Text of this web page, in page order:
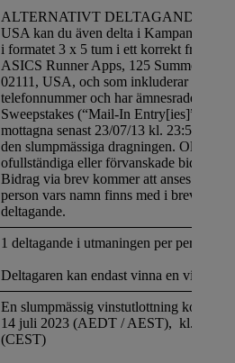
ALTERNATIVT DELTAGANDE: Om
USA kan du även delta i Kampanjen
i formatet 3 x 5 tum i ett korrekt frimärkt
ASICS Runner Apps, 125 Summer St.,
02111, USA, och som inkluderar ditt
telefonnummer och har ämnesraden
Sweepstakes (“Mail-In Entry[ies]”).
mottagna senast 23/07/13 kl. 23:59
den slumpmässiga dragningen. Oläsliga,
ofullständiga eller förvanskade bidrag är
Bidrag via brev kommer att anses vara
person vars namn finns med i brevet
deltagande.
1 deltagande i utmaningen per person
Deltagaren kan endast vinna en vinst i
En slumpmässig vinstutlottning kommer
14 juli 2023 (AEDT / AEST), kl. 03:00
(CEST)